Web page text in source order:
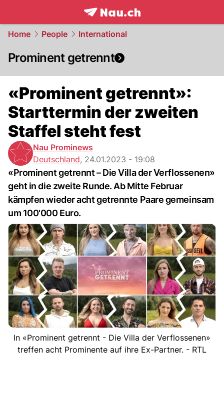
frontpage.NAU.ch
Home People International
Prominent getrennt
«Prominent getrennt»:
Starttermin der zweiten
Staffel steht fest
Nau Prominews
Deutschland, 24.01.2023 - 19:08
«Prominent getrennt – Die Villa der Verflossenen»
geht in die zweite Runde. Ab Mitte Februar
kämpfen wieder acht getrennte Paare gemeinsam
um 100'000 Euro.
In «Prominent getrennt - Die Villa der Verflossenen»
treffen acht Prominente auf ihre Ex-Partner. - RTL